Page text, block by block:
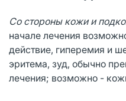
Со стороны кожи и
начале лечения
действие, гиперемия и
эритема, зуд, обычно
лечения; возможно -